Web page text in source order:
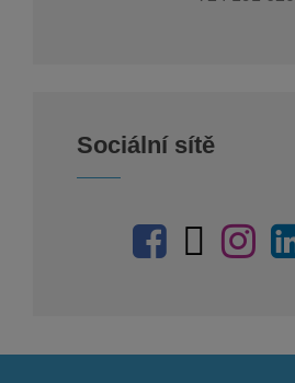
Sociální sítě